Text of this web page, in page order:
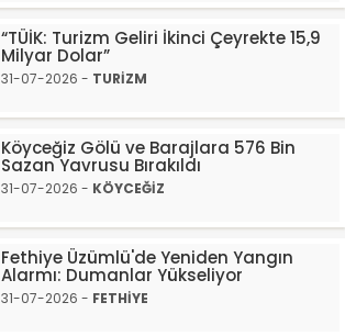
“TÜİK: Turizm Geliri İkinci Çeyrekte 15,9
Milyar Dolar”
31-07-2026 - TURİZM
Köyceğiz Gölü ve Barajlara 576 Bin
Sazan Yavrusu Bırakıldı
31-07-2026 - KÖYCEĞİZ
Fethiye Üzümlü'de Yeniden Yangın
Alarmı: Dumanlar Yükseliyor
31-07-2026 - FETHİYE